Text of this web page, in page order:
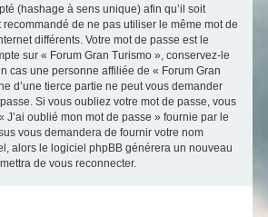
(hashage à sens unique) afin qu’il soit
de ne pas utiliser le même mot de
différents. Votre mot de passe est le
sur « Forum Gran Turismo », conservez-le
cas une personne affiliée de « Forum Gran
d’une tierce partie ne peut vous demander
Si vous oubliez votre mot de passe, vous
J’ai oublié mon mot de passe » fournie par le
vous demandera de fournir votre nom
alors le logiciel phpBB générera un nouveau
de vous reconnecter.